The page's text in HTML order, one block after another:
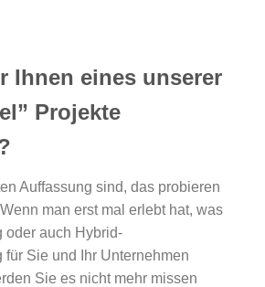
Ihnen eines unserer
Projekte
Auffassung sind, das probieren
man erst mal erlebt hat, was
oder auch Hybrid-
für Sie und Ihr Unternehmen
Sie es nicht mehr missen